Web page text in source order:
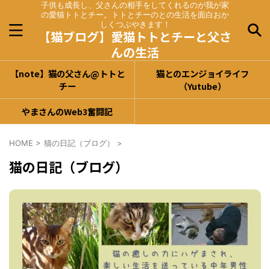
子供も成長し、父さんの相手をしてくれるのが我が家
の愛猫トトとチー。トトとチーのとの生活を面白おか
しくつぶやきます！
【猫ブログ】愛猫トトとチーと父さ
んの生活
【note】猫の父さん@トトと
チー
猫とのエンジョイライフ
（Yutube）
やまさんのWeb3奮闘記
HOME > 猫の日記（ブログ） >
猫の日記（ブログ）